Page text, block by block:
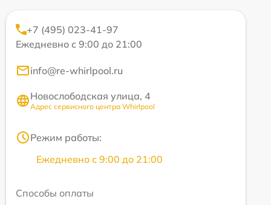
+7 (495) 023-41-97
Ежедневно с 9:00 до 21:00
info@re-whirlpool.ru
Новослободская улица, 4
Адрес сервисного центра Whirlpool
Режим работы:
Ежедневно с 9:00 до 21:00
Способы оплаты